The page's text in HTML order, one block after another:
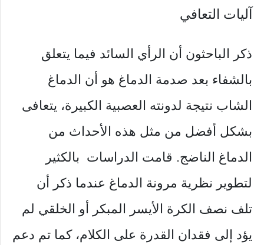
آليات التعافي
ذكر الباحثون أن الرأي السائد فيما يتعلق
بالشفاء بعد صدمة الدماغ هو أن الدماغ
الشاب نتيجة لدونته العصبية الكبيرة، يتعافى
بشكل أفضل من مثل هذه الأحداث من
الدماغ الناضج. قامت الدراسات بالكثير
لتطوير نظرية مرونة الدماغ عندما ذكر أن
تلف نصف الكرة الأيسر المبكر أو الخلقي لم
يؤد إلى فقدان القدرة على الكلام، كما تم دعم